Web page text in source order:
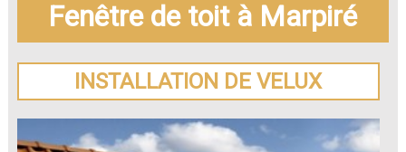
Fenêtre de toit à Marpiré
INSTALLATION DE VELUX